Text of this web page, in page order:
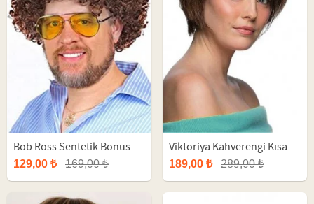
Bob Ross Sentetik Bonus
Peruk
129,00 ₺ 169,00 ₺
Viktoriya Kahverengi Kısa
Fiber Sentetik Peruk
189,00 ₺ 289,00 ₺